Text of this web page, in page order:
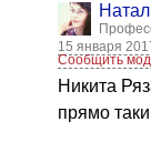
15 января
Сообщить
Никита
прямо